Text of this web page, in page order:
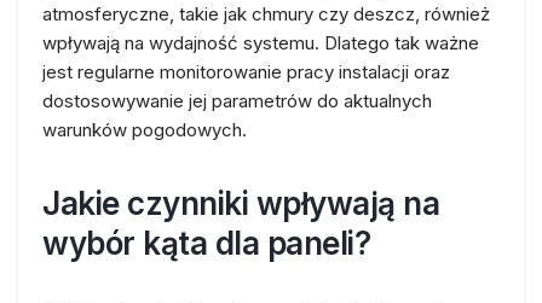
atmosferyczne, takie jak chmury czy deszcz, również
wpływają na wydajność systemu. Dlatego tak ważne
jest regularne monitorowanie pracy instalacji oraz
dostosowywanie jej parametrów do aktualnych
warunków pogodowych.
Jakie czynniki wpływają na
wybór kąta dla paneli?